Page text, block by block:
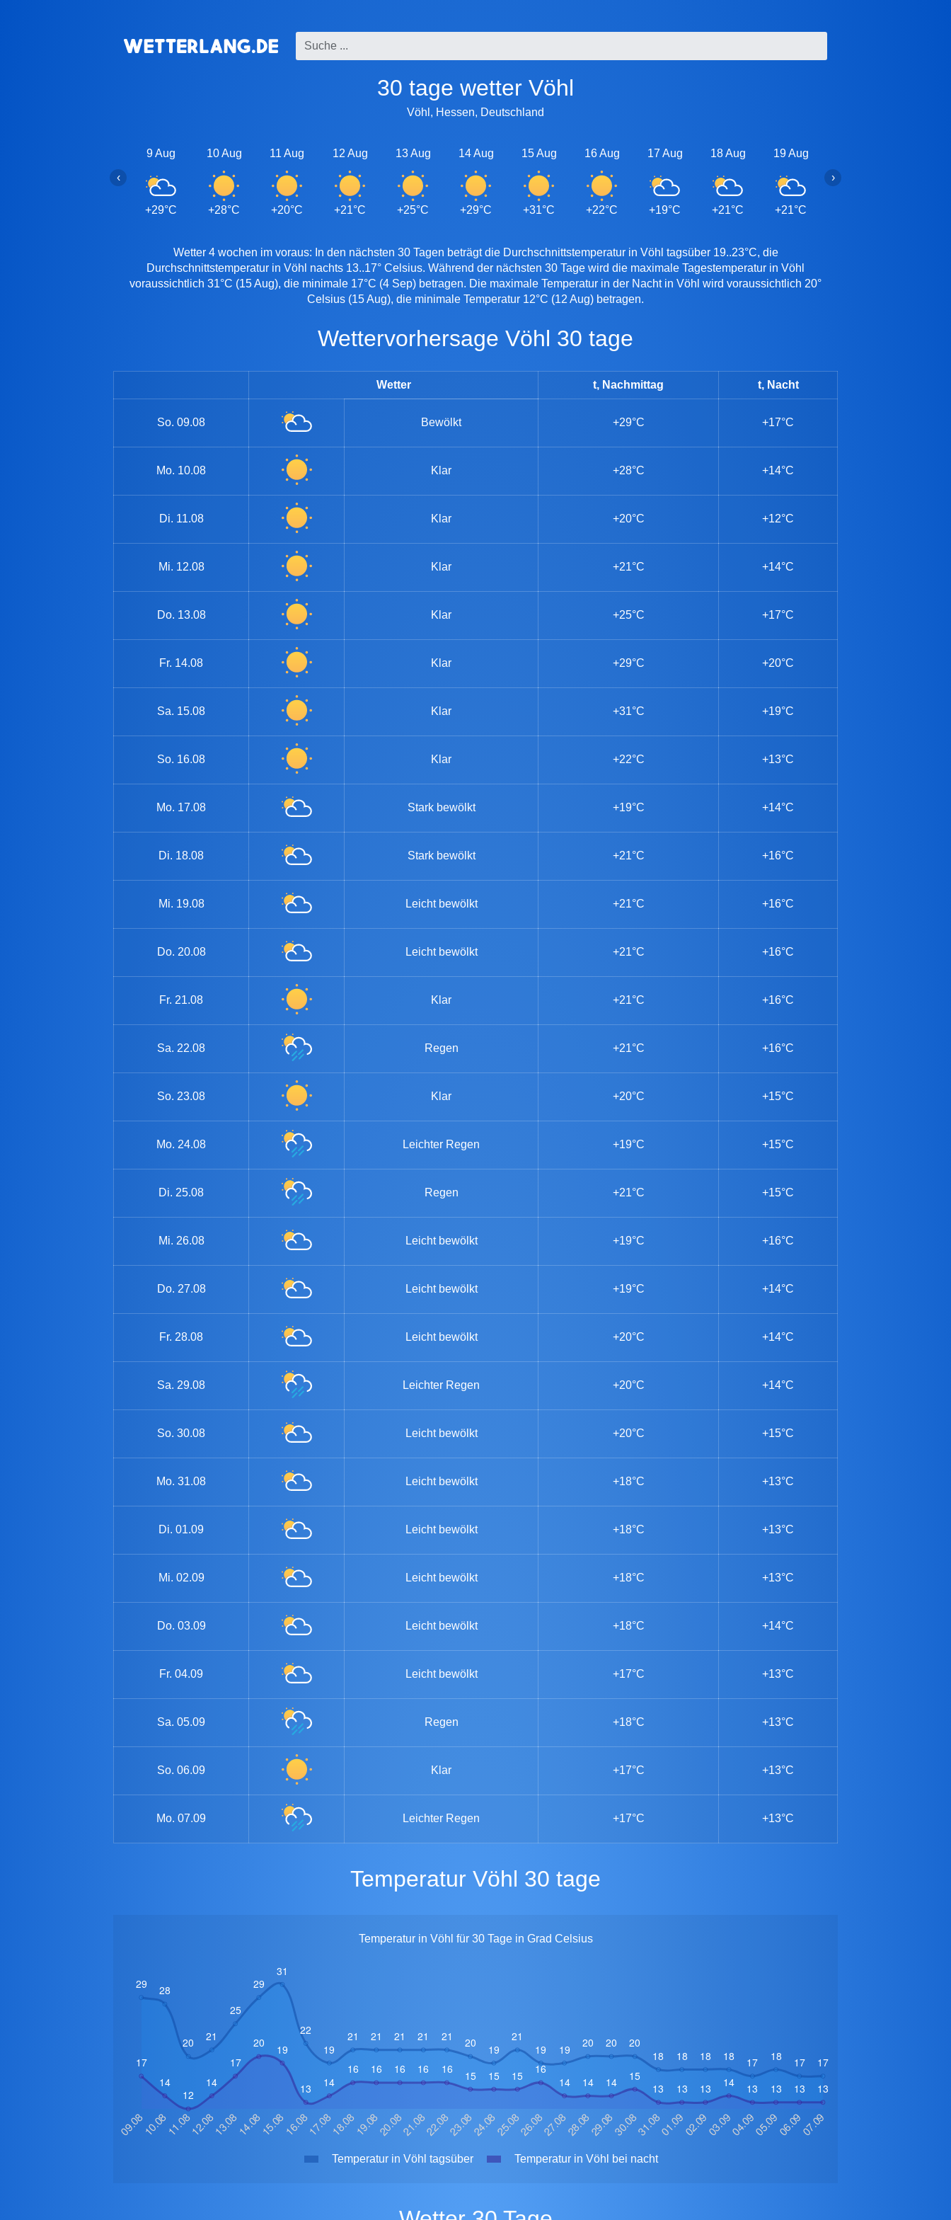
30 tage wetter Vöhl
Vöhl, Hessen, Deutschland
9 Aug
+29°C
10 Aug
+28°C
11 Aug
+20°C
12 Aug
+21°C
13 Aug
+25°C
14 Aug
+29°C
15 Aug
+31°C
16 Aug
+22°C
17 Aug
+19°C
18 Aug
+21°C
19 Aug
+21°C
‹ ›
Wetter 4 wochen im voraus: In den nächsten 30 Tagen beträgt die Durchschnittstemperatur in Vöhl tagsüber 19..23°C, die
Durchschnittstemperatur in Vöhl nachts 13..17° Celsius. Während der nächsten 30 Tage wird die maximale Tagestemperatur in Vöhl
voraussichtlich 31°C (15 Aug), die minimale 17°C (4 Sep) betragen. Die maximale Temperatur in der Nacht in Vöhl wird voraussichtlich 20°
Celsius (15 Aug), die minimale Temperatur 12°C (12 Aug) betragen.
Wettervorhersage Vöhl 30 tage
Wetter t, Nachmittag t, Nacht
So. 09.08 Bewölkt +29°C +17°C
Mo. 10.08 Klar +28°C +14°C
Di. 11.08 Klar +20°C +12°C
Mi. 12.08 Klar +21°C +14°C
Do. 13.08 Klar +25°C +17°C
Fr. 14.08 Klar +29°C +20°C
Sa. 15.08 Klar +31°C +19°C
So. 16.08 Klar +22°C +13°C
Mo. 17.08 Stark bewölkt +19°C +14°C
Di. 18.08 Stark bewölkt +21°C +16°C
Mi. 19.08 Leicht bewölkt +21°C +16°C
Do. 20.08 Leicht bewölkt +21°C +16°C
Fr. 21.08 Klar +21°C +16°C
Sa. 22.08 Regen +21°C +16°C
So. 23.08 Klar +20°C +15°C
Mo. 24.08 Leichter Regen +19°C +15°C
Di. 25.08 Regen +21°C +15°C
Mi. 26.08 Leicht bewölkt +19°C +16°C
Do. 27.08 Leicht bewölkt +19°C +14°C
Fr. 28.08 Leicht bewölkt +20°C +14°C
Sa. 29.08 Leichter Regen +20°C +14°C
So. 30.08 Leicht bewölkt +20°C +15°C
Mo. 31.08 Leicht bewölkt +18°C +13°C
Di. 01.09 Leicht bewölkt +18°C +13°C
Mi. 02.09 Leicht bewölkt +18°C +13°C
Do. 03.09 Leicht bewölkt +18°C +14°C
Fr. 04.09 Leicht bewölkt +17°C +13°C
Sa. 05.09 Regen +18°C +13°C
So. 06.09 Klar +17°C +13°C
Mo. 07.09 Leichter Regen +17°C +13°C
Temperatur Vöhl 30 tage
Temperatur in Vöhl für 30 Tage in Grad Celsius
Temperatur in Vöhl tagsüber Temperatur in Vöhl bei nacht